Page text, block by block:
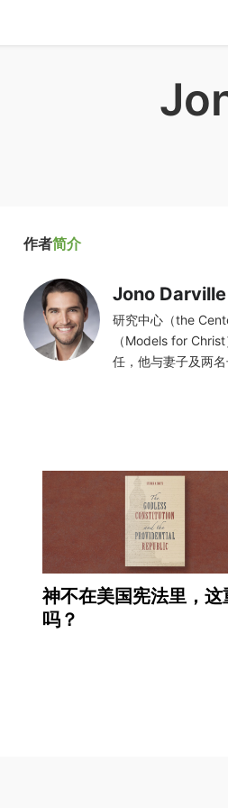
作者简介
Jono Darville
研究中心（the
（Models for
任，他与妻子及两
神不在美国宪法里，这
吗？